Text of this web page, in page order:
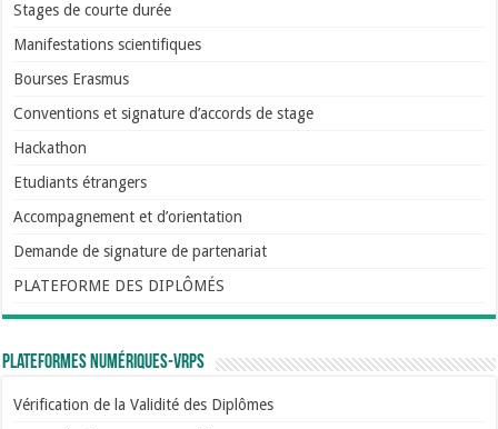
Stages de courte durée
Manifestations scientifiques
Bourses Erasmus
Conventions et signature d’accords de stage
Hackathon
Etudiants étrangers
Accompagnement et d’orientation
Demande de signature de partenariat
PLATEFORME DES DIPLÔMÉS
Plateformes numériques-VRPS
Vérification de la Validité des Diplômes